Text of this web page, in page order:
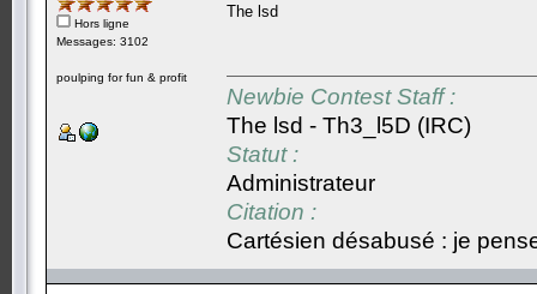
Hors ligne
Messages: 3102
poulping for fun & profit
The lsd
Newbie Contest Staff :
The lsd - Th3_l5D (IRC)
Statut :
Administrateur
Citation :
Cartésien désabusé : je